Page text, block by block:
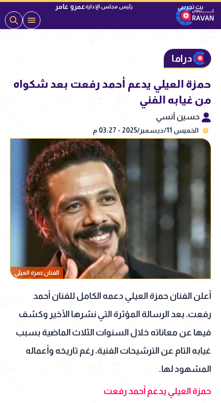
رئيس مجلس الإدارةعمرو عامر
دراما
حمزة العيلي يدعم أحمد رفعت بعد شكواه
من غيابه الفني
حسين أنسي
الخميس 11/ديسمبر/2025 - 03:27 م
الفنان حمزة العيلي
أعلن الفنان حمزة العيلي دعمه الكامل للفنان أحمد
رفعت، بعد الرسالة المؤثرة التي نشرها الأخير وكشف
فيها عن معاناته خلال السنوات الثلاث الماضية بسبب
غيابه التام عن الترشيحات الفنية، رغم تاريخه وأعماله
المشهود لها.
حمزة العيلي يدعم أحمد رفعت